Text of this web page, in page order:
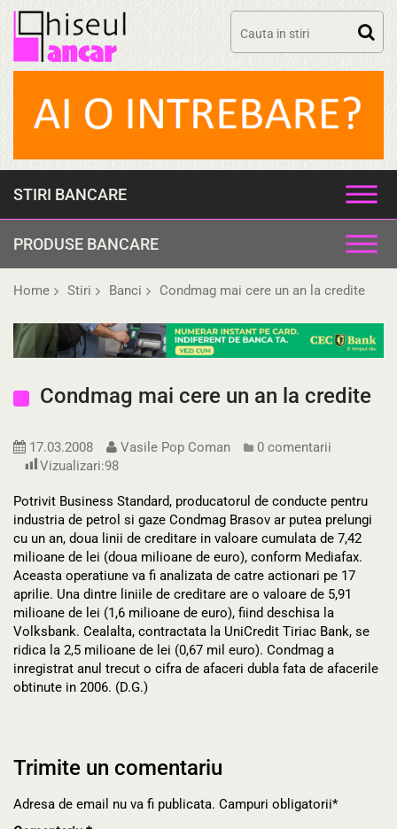
Skip
STIRI BANCARE
PRODUSE BANCARE
Home Stiri Banci Condmag mai cere un an la credite
Condmag mai cere un an la credite
17.03.2008 Vasile Pop Coman
0 comentarii
Vizualizari:98
Potrivit Business Standard, producatorul de conducte pentru
industria de petrol si gaze Condmag Brasov ar putea prelungi
cu un an, doua linii de creditare in valoare cumulata de 7,42
milioane de lei (doua milioane de euro), conform Mediafax.
Aceasta operatiune va fi analizata de catre actionari pe 17
aprilie. Una dintre liniile de creditare are o valoare de 5,91
milioane de lei (1,6 milioane de euro), fiind deschisa la
Volksbank. Cealalta, contractata la UniCredit Tiriac Bank, se
ridica la 2,5 milioane de lei (0,67 mil euro). Condmag a
inregistrat anul trecut o cifra de afaceri dubla fata de afacerile
obtinute in 2006. (D.G.)
Trimite un comentariu
Adresa de email nu va fi publicata. Campuri obligatorii*